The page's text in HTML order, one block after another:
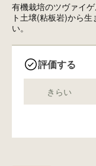
有機栽培のツヴァイ
ト土壌(粘板岩)から
い。
評価する
きらい